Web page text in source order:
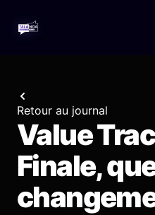
Retour au journal
Value
Finale,